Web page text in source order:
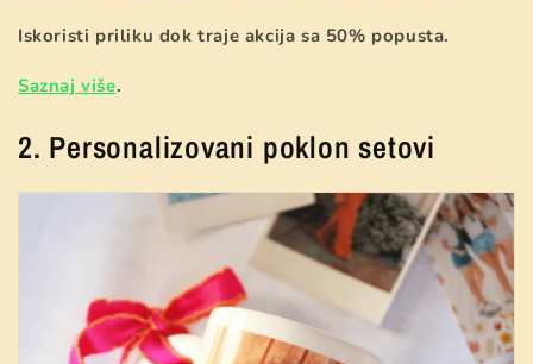
Iskoristi priliku dok traje akcija sa 50% popusta.
Saznaj više.
2. Personalizovani poklon setovi